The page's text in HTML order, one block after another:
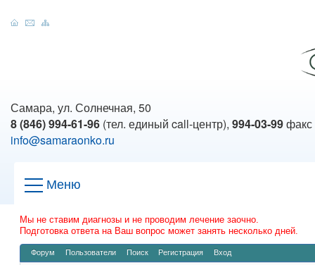
Самара, ул. Солнечная, 50
8 (846) 994-61-96 (тел. единый call-центр), 994-03-99факс
info@samaraonko.ru
Меню
Мы не ставим диагнозы и не проводим лечение заочно.
Подготовка ответа на Ваш вопрос может занять несколько дней.
Форум Пользователи Поиск Регистрация Вход